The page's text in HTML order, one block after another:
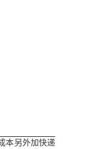
本另外加快递